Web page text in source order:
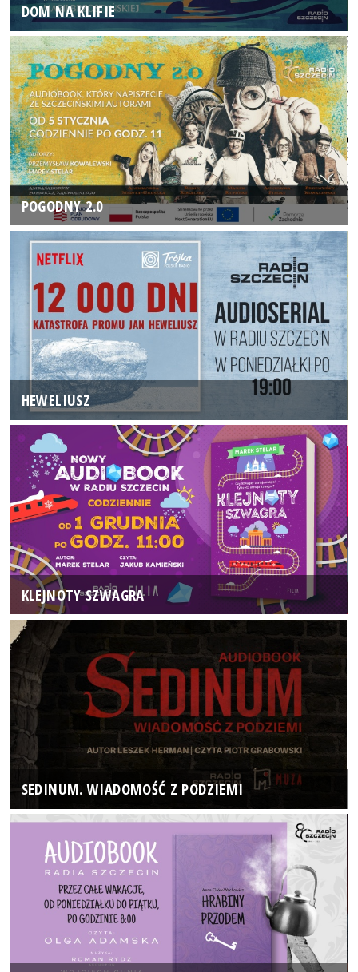
DOM NA KLIFIE
POGODNY 2.0
HEWELIUSZ
KLEJNOTY SZWAGRA
SEDINUM. WIADOMOŚĆ Z PODZIEMI